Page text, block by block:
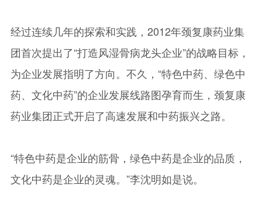
经过连续几年的探索和实践，2012年颈复康药业集
团首次提出了“打造风湿骨病龙头企业”的战略目标，
为企业发展指明了方向。不久，“特色中药、绿色中
药、文化中药”的企业发展线路图孕育而生，颈复康
药业集团正式开启了高速发展和中药振兴之路。
“特色中药是企业的筋骨，绿色中药是企业的品质，
文化中药是企业的灵魂。”李沈明如是说。